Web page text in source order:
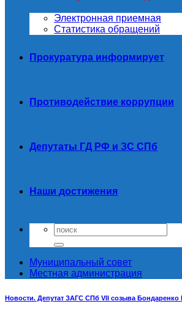
Электронная приемная
Статистика обращений
Прокуратура информирует
Противодействие коррупции
Депутаты ГД РФ и ЗС СПб
Наши достижения
Муниципальный совет
Местная администрация
Новости. Депутат ЗАГС СПб VII созыва Бондаренко